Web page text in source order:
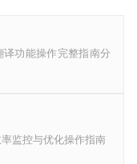
功能操作完整指南分
监控与优化操作指南